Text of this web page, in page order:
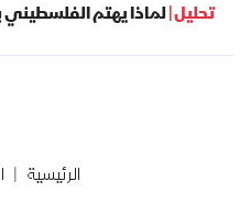
تحليل |لماذا يهتم الفلسطيني بقرار
الرئيسية